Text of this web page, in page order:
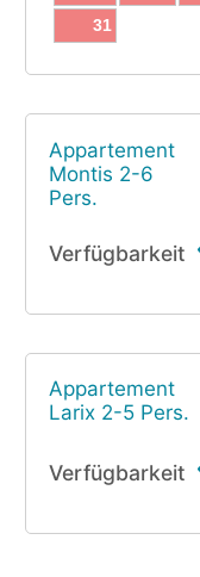
31
Appartement
Montis 2-6
Pers.
Verfügbarkeit
Appartement
Larix 2-5 Pers.
Verfügbarkeit